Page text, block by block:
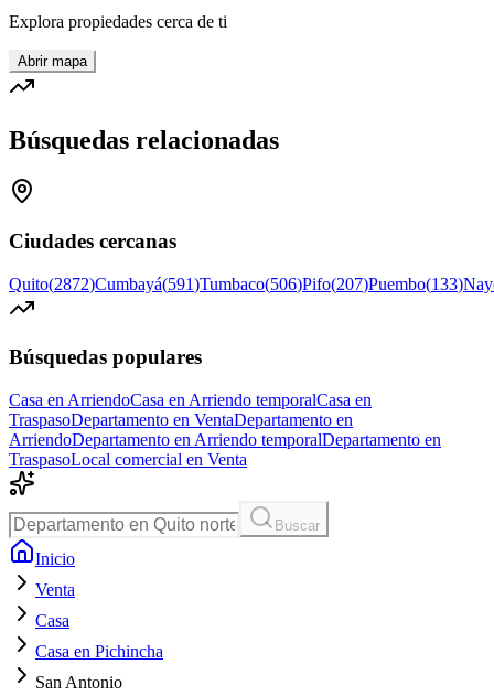
Explora propiedades cerca de ti
Abrir mapa
Búsquedas relacionadas
Ciudades cercanas
Quito(2872)Cumbayá(591)Tumbaco(506)Pifo(207)Puembo(133)
Búsquedas populares
Casa en ArriendoCasa en Arriendo temporalCasa en
TraspasoDepartamento en VentaDepartamento en
ArriendoDepartamento en Arriendo temporalDepartamento en
TraspasoLocal comercial en Venta
Buscar
Inicio
Venta
Casa
Casa en Pichincha
San Antonio